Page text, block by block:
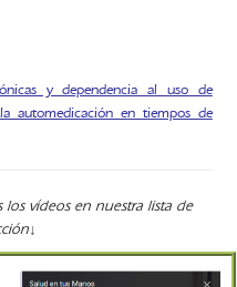
y dependencia al uso de
automedicación en tiempos de
vídeos en nuestra lista de